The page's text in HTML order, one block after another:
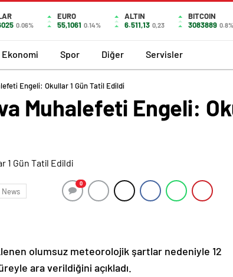
0.06%
EURO
55,1061 0.14%
ALTIN
6.511,13 0,23
BITCOIN
3083889 0.8%
Ekonomi Spor Diğer Servisler
Engeli: Okullar 1 Gün Tatil Edildi
Muhalefeti Engeli:
News
0
olumsuz meteorolojik şartlar nedeniyle 12
ara verildiğini açıkladı.